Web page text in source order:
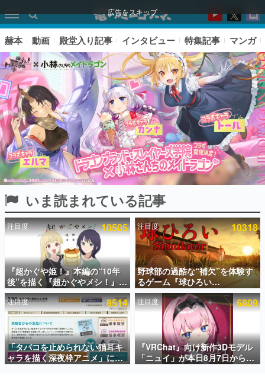
広告をスキップ
ピックアップ
電ファミのいま読まれている記事ランキング
アプリセール情報
インタビュー
連載・特集一覧
殿堂入り記事
SNS拡散数が数千以上！ ページビュー数万以上！ などな
ど。多くの人々に読まれた、電ファミ渾身の“殿堂入り”記
事をまとめました。
赫本 動画 殿堂入り記事 インタビュー 特集記事 マンガ
いま読まれている記事
注目度 10505
『超かぐや姫！』本編の“10年
後”を描く『超かぐやメシ！』
Web連載決定。新たなWebマン
ガレーベル「ビビビコミック」
にて特別話が掲載スタート、あ
のお話には…まだ続きがある！
注目度 10318
野球部の過酷な“補欠”を体験す
るゲーム『球ひろい
Simulator』が「1件」のウィッ
シュリストをもとにチェコ語に
対応しSNSで話題に。『キング
ダム・カム』開発元やチェコの
プロ野球選手から称賛の声
注目度 8514
「タバコを止められない猫耳キ
ャラを描く深夜枠アニメ」に視
聴者の一部から批判意見。違法
注目度 6809
『VRChat』向け新作3Dモデル
「ニュイ」が本日8月7日から
BOOTHにて発売。瞳に光る星